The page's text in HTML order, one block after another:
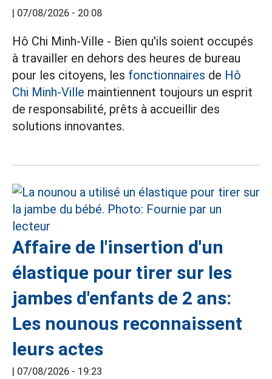
| 07/08/2026 - 20:08
Hô Chi Minh-Ville - Bien qu'ils soient occupés
à travailler en dehors des heures de bureau
pour les citoyens, les fonctionnaires de Hô
Chi Minh-Ville maintiennent toujours un esprit
de responsabilité, prêts à accueillir des
solutions innovantes.
Affaire de l'insertion d'un
élastique pour tirer sur les
jambes d'enfants de 2 ans:
Les nounous reconnaissent
leurs actes
| 07/08/2026 - 19:23